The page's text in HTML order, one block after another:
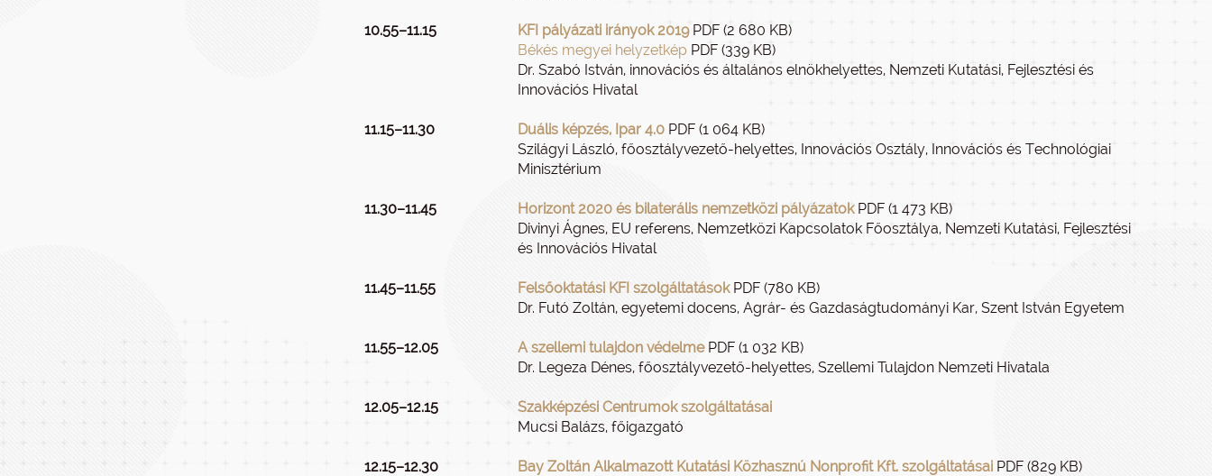
10.55–11.15 KFI pályázati irányok 2019PDF (2 680 KB)
Békés megyei helyzetkép PDF (339 KB)
Dr. Szabó István, innovációs és általános elnökhelyettes, Nemzeti Kutatási, Fejlesztési és
Innovációs Hivatal
11.15–11.30 Duális képzés, Ipar 4.0 PDF (1 064 KB)
Szilágyi László, főosztályvezető-helyettes, Innovációs Osztály, Innovációs és Technológiai
Minisztérium
11.30–11.45 Horizont 2020 és bilaterális nemzetközi pályázatokPDF (1 473 KB)
Divinyi Ágnes, EU referens, Nemzetközi Kapcsolatok Főosztálya, Nemzeti Kutatási, Fejlesztési
és Innovációs Hivatal
11.45–11.55 Felsőoktatási KFI szolgáltatásokPDF (780 KB)
Dr. Futó Zoltán, egyetemi docens, Agrár- és Gazdaságtudományi Kar, Szent István Egyetem
11.55–12.05 A szellemi tulajdon védelmePDF (1 032 KB)
Dr. Legeza Dénes, főosztályvezető-helyettes, Szellemi Tulajdon Nemzeti Hivatala
12.05–12.15
Szakképzési Centrumok szolgáltatásai
Mucsi Balázs, főigazgató
12.15–12.30 Bay Zoltán Alkalmazott Kutatási Közhasznú Nonprofit Kft. szolgáltatásai PDF (829 KB)